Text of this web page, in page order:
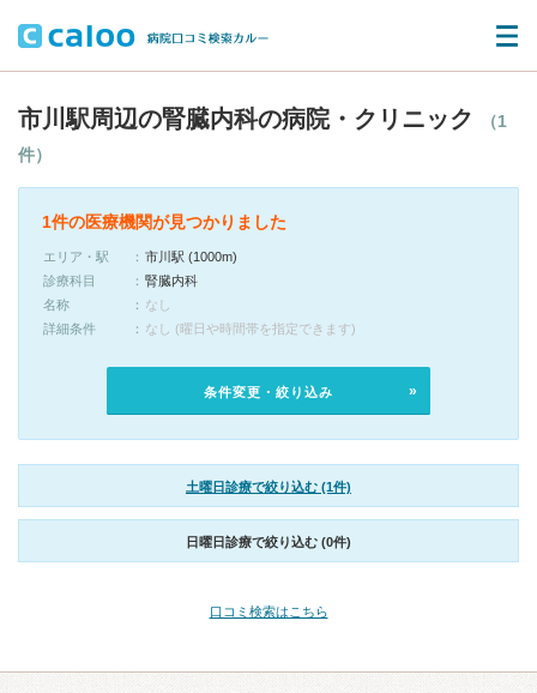
市川駅周辺の腎臓内科の病院・クリニック
（1
件）
1件の医療機関が見つかりました
エリア・駅
市川駅 (1000m)
診療科目
腎臓内科
名称
なし
詳細条件
なし (曜日や時間帯を指定できます)
条件変更・絞り込み
土曜日診療で絞り込む (1件)
日曜日診療で絞り込む (0件)
口コミ検索はこちら